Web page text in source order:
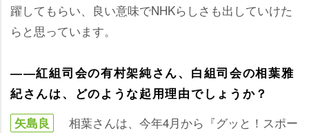
躍してもらい、良い意味でNHKらしさも出していけた
らと思っています。
――紅組司会の有村架純さん、白組司会の相葉雅
紀さんは、どのような起用理由でしょうか？
矢島良
相葉さんは、今年4月から『グッと！スポー